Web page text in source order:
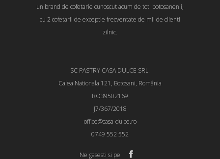
un brand de cofetarie cunoscut acum de toti botosanenii,
cu 2 cofetarii de exceptie frecventate de mii de clienti
zilnic.
SC PASTRY CASA DULCE SRL.
Calea Nationala 121, Botosani, România
RO39502169
J7/367/2018
office@casa-dulce.ro
0749 552 552
Ne gasesti si pe